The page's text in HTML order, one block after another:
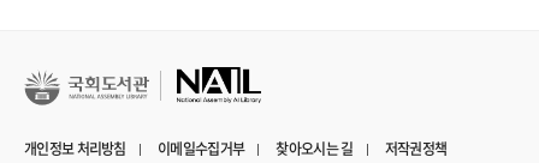
개인정보 처리방침 이메일수집거부 찾아오시는 길 저작권정책